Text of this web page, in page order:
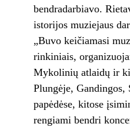
bendradarbiavo.
istorijos muziejaus
„Buvo keičiamasi
rinkiniais,
Mykolinių atlaidų ir
Plungėje,
papėdėse, kitose
rengiami bendri